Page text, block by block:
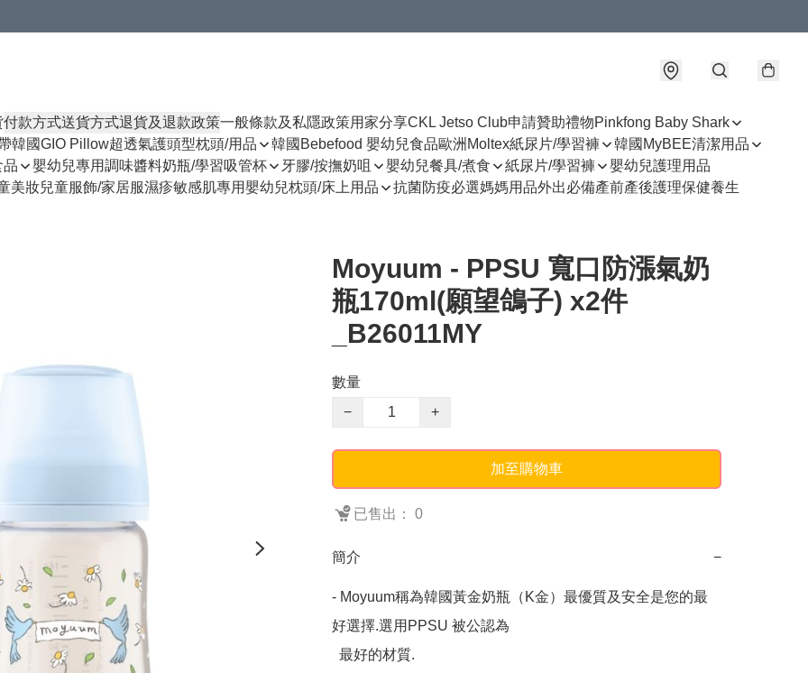
付款方式送貨方式退貨及退款政策一般條款及私隱政策用家分享CKL Jetso Club申請贊助禮物Pinkfong Baby Shark
韓國GIO Pillow超透氣護頭型枕頭/用品 韓國Bebefood 嬰幼兒食品歐洲Moltex紙尿片/學習褲
韓國MyBEE清潔用品
品
嬰幼兒專用調味醬料奶瓶/學習吸管杯 牙膠/按撫奶咀 嬰幼兒餐具/煮食 紙尿片/學習褲
嬰幼兒護理用品
美妝兒童服飾/家居服濕疹敏感肌專用嬰幼兒枕頭/床上用品 抗菌防疫必選媽媽用品外出必備產前產後護理保健養生
Moyuum - PPSU 寬口防漲氣奶
瓶170ml(願望鴿子) x2件
_B26011MY
數量
−
+
加至購物車
已售出： 0
簡介 −
- Moyuum稱為韓國黃金奶瓶（K金）最優質及安全是您的最
好選擇.選用PPSU 被公認為